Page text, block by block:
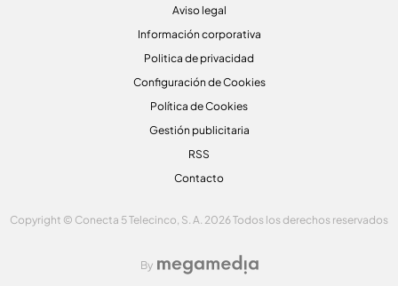
Aviso legal
Información corporativa
Politica de privacidad
Configuración de Cookies
Política de Cookies
Gestión publicitaria
RSS
Contacto
Copyright © Conecta 5 Telecinco, S. A. 2026 Todos los derechos reservados
By